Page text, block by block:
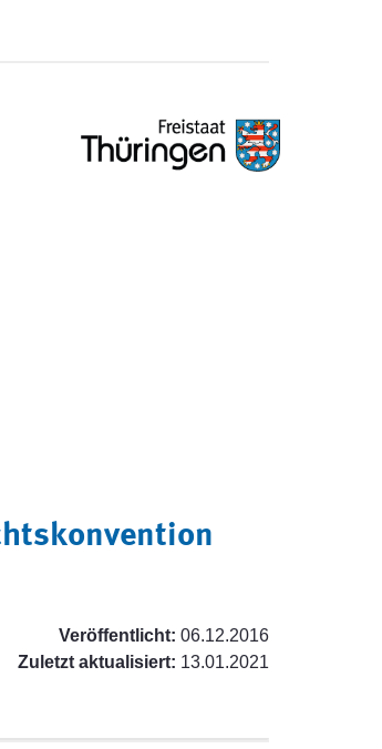
Veröffentlicht: 06.12.2016
Zuletzt aktualisiert: 13.01.2021